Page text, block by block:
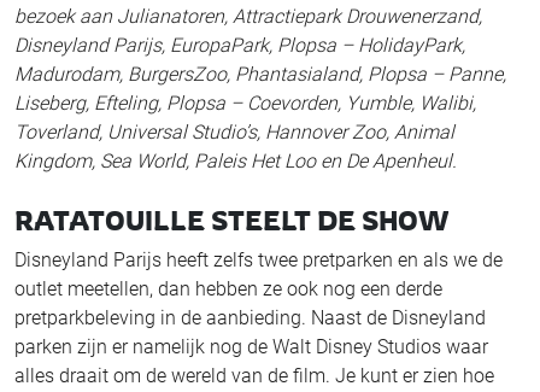
bezoek aan Julianatoren, Attractiepark Drouwenerzand,
Disneyland Parijs, EuropaPark, Plopsa – HolidayPark,
Madurodam, BurgersZoo, Phantasialand, Plopsa – Panne,
Liseberg, Efteling, Plopsa – Coevorden, Yumble, Walibi,
Toverland, Universal Studio’s, Hannover Zoo, Animal
Kingdom, Sea World, Paleis Het Loo en De Apenheul.
RATATOUILLE STEELT DE SHOW
Disneyland Parijs heeft zelfs twee pretparken en als we de
outlet meetellen, dan hebben ze ook nog een derde
pretparkbeleving in de aanbieding. Naast de Disneyland
parken zijn er namelijk nog de Walt Disney Studios waar
alles draait om de wereld van de film. Je kunt er zien hoe